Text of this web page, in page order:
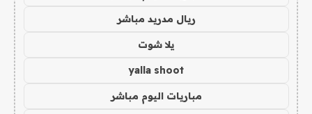
ريال مدريد مباشر
يلا شوت
yalla shoot
مباريات اليوم مباشر